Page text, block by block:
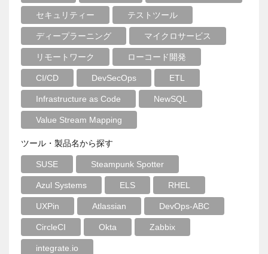
セキュリティー テストツール
ディープラーニング マイクロサービス
リモートワーク ローコード開発
CI/CD DevSecOps ETL
Infrastructure as Code NewSQL
Value Stream Mapping
ツール・製品名から探す
SUSE Steampunk Spotter
Azul Systems ELS RHEL
UXPin Atlassian DevOps-ABC
CircleCI Okta Zabbix
integrate.io